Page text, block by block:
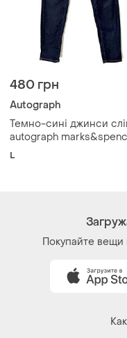
480 грн
Autograph
Темно-сині джинси
autograph
L
Покупайте